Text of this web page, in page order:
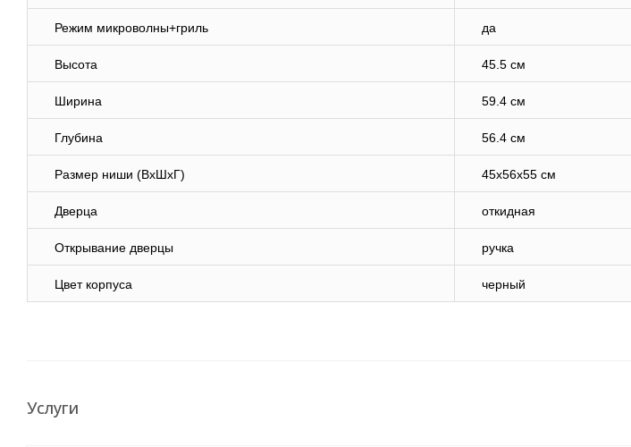
Режим микроволны+гриль да
Высота 45.5 см
Ширина 59.4 см
Глубина 56.4 см
Размер ниши (ВхШхГ) 45x56x55 см
Дверца откидная
Открывание дверцы ручка
Цвет корпуса черный
Услуги